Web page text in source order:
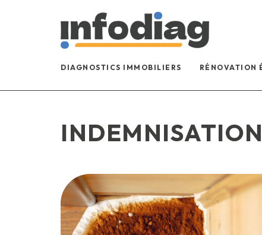
DIAGNOSTICS IMMOBILIERS RÉNOVATION
INDEMNISATION